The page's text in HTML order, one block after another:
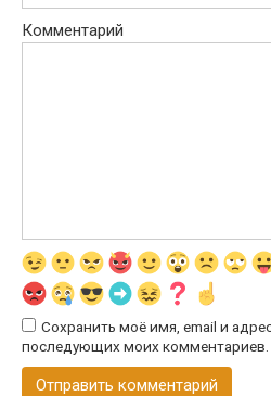
Комментарий
Сохранить моё имя, email и
последующих моих комментариев.